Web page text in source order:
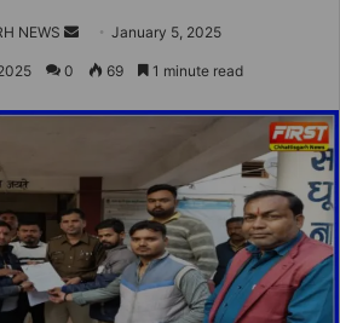
NEWS
SendJanuary 5, 2025
0 69 1 minute read